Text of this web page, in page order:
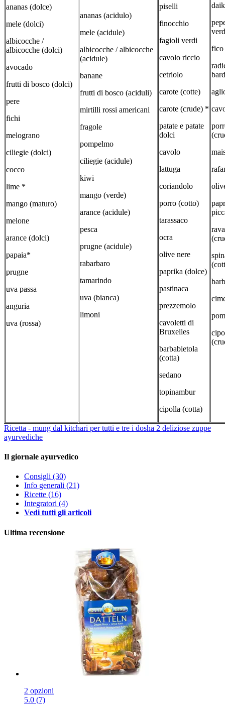
ananas (dolce)
mele (dolci)
albicocche /
albicocche (dolci)
avocado
frutti di bosco (dolci)
pere
fichi
melograno
ciliegie (dolci)
cocco
lime *
mango (maturo)
melone
arance (dolci)
papaia*
prugne
uva passa
anguria
uva (rossa)
ananas (acidulo)
mele (acidule)
albicocche / albicocche
(acidule)
banane
frutti di bosco (aciduli)
mirtilli rossi americani
fragole
pompelmo
ciliegie (acidule)
kiwi
mango (verde)
arance (acidule)
pesca
prugne (acidule)
rabarbaro
tamarindo
uva (bianca)
limoni
piselli
finocchio
fagioli verdi
cavolo riccio
cetriolo
carote (cotte)
carote (crude) *
patate e patate
dolci
cavolo
lattuga
coriandolo
porro (cotto)
tarassaco
ocra
olive nere
paprika (dolce)
pastinaca
prezzemolo
cavoletti di
Bruxelles
barbabietola
(cotta)
sedano
topinambur
cipolla (cotta)
fico
Ricetta - mung dal kitchari per tutti e tre i dosha 2 deliziose zuppe
ayurvediche
Il giornale ayurvedico
Consigli (30)
Info generali (21)
Ricette (16)
Integratori (4)
Vedi tutti gli articoli
Ultima recensione
2 opzioni
5.0 (7)